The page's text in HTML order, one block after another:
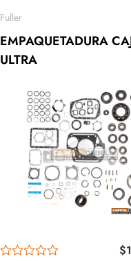
Fuller
EMPAQUETADURA
ULTRA
$